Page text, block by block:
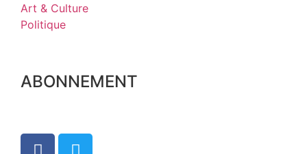
Art & Culture
Politique
ABONNEMENT